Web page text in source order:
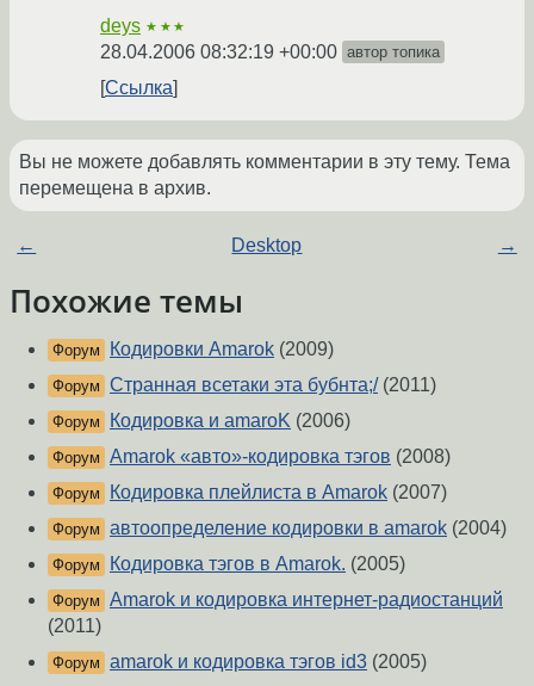
deys ★★★
28.04.2006 08:32:19 +00:00 автор топика
Ссылка
Вы не можете добавлять комментарии в эту тему. Тема
перемещена в архив.
← Desktop →
Похожие темы
Форум Кодировки Amarok (2009)
Форум Странная всетаки эта бубнта;/(2011)
Форум Кодировка и amaroK (2006)
Форум Amarok «авто»-кодировка тэгов (2008)
Форум Кодировка плейлиста в Amarok (2007)
Форум автоопределение кодировки в amarok (2004)
Форум Кодировка тэгов в Amarok. (2005)
Форум Amarok и кодировка интернет-радиостанций
(2011)
Форум amarok и кодировка тэгов id3 (2005)